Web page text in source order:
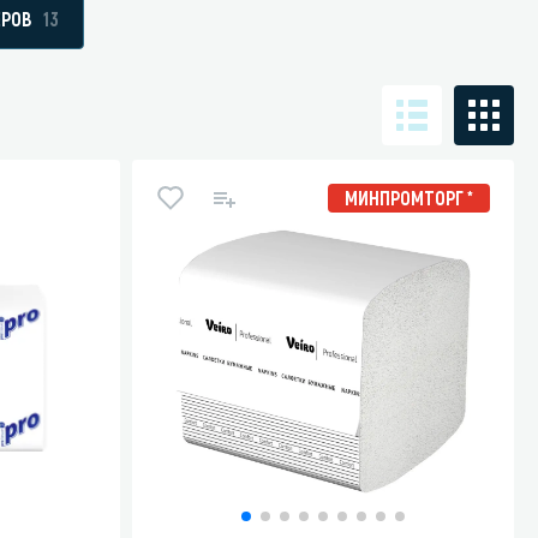
и грилей
Санузел и туалетная комната
Средства для мытья унитазов и сантехники
Средства для очистки полов и стен в санузлах
Средства для устранения засоров
13
МИНПРОМТОРГ *